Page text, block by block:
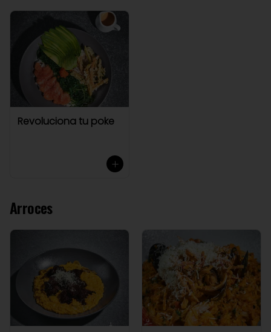
Revoluciona tu poke
Arroces